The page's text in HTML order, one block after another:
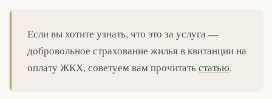
Если вы хотите узнать, что это за услуга —
добровольное страхование жилья в квитанции на
оплату ЖКХ, советуем вам прочитатьстатью.